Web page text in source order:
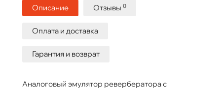
Описание Отзывы 0
Оплата и доставка
Гарантия и возврат
Аналоговый эмулятор ревербератора с